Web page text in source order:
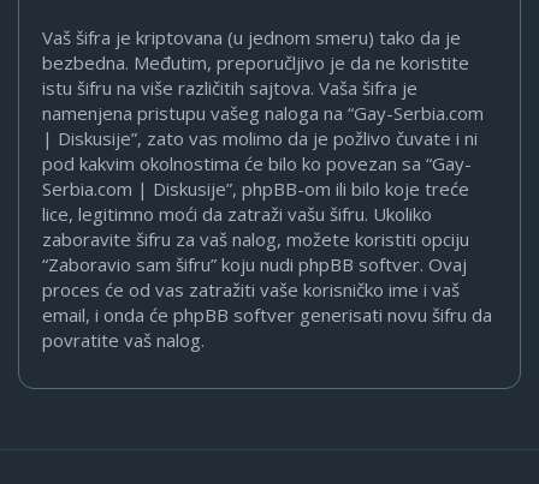
Vaš šifra je kriptovana (u jednom smeru) tako da je
bezbedna. Međutim, preporučljivo je da ne koristite
istu šifru na više različitih sajtova. Vaša šifra je
namenjena pristupu vašeg naloga na “Gay-Serbia.com
| Diskusije”, zato vas molimo da je požlivo čuvate i ni
pod kakvim okolnostima će bilo ko povezan sa “Gay-
Serbia.com | Diskusije”, phpBB-om ili bilo koje treće
lice, legitimno moći da zatraži vašu šifru. Ukoliko
zaboravite šifru za vaš nalog, možete koristiti opciju
“Zaboravio sam šifru” koju nudi phpBB softver. Ovaj
proces će od vas zatražiti vaše korisničko ime i vaš
email, i onda će phpBB softver generisati novu šifru da
povratite vaš nalog.